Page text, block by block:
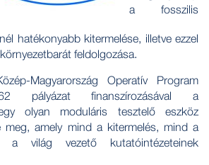
a fosszilis
hatékonyabb kitermelése, illetve ezzel
feldolgozása.
Magyarország Operatív Program
pályázat finanszírozásával a
olyan moduláris tesztelő eszköz
meg, amely mind a kitermelés, mind a
a világ vezető kutatóintézeteinek